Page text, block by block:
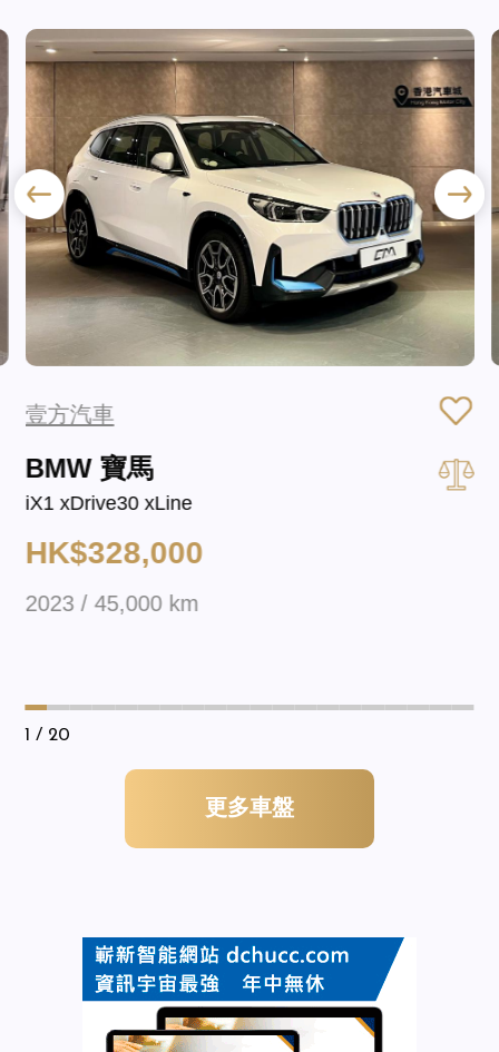
壹方汽車
BMW 寶馬
iX1 xDrive30 xLine
HK$328,000
2023 / 45,000 km
1 / 20
更多車盤